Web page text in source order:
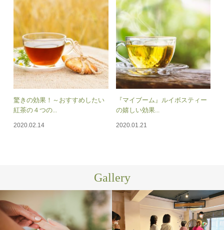
驚きの効果！～おすすめしたい
紅茶の４つの...
2020.02.14
『マイブーム』ルイボスティー
の嬉しい効果...
2020.01.21
Gallery